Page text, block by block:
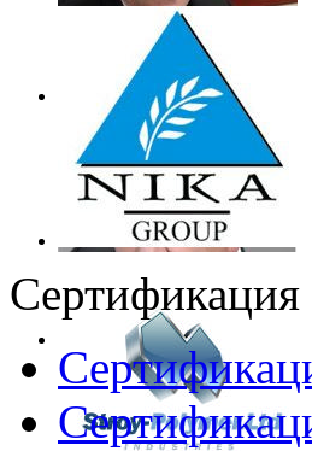
Сертификация